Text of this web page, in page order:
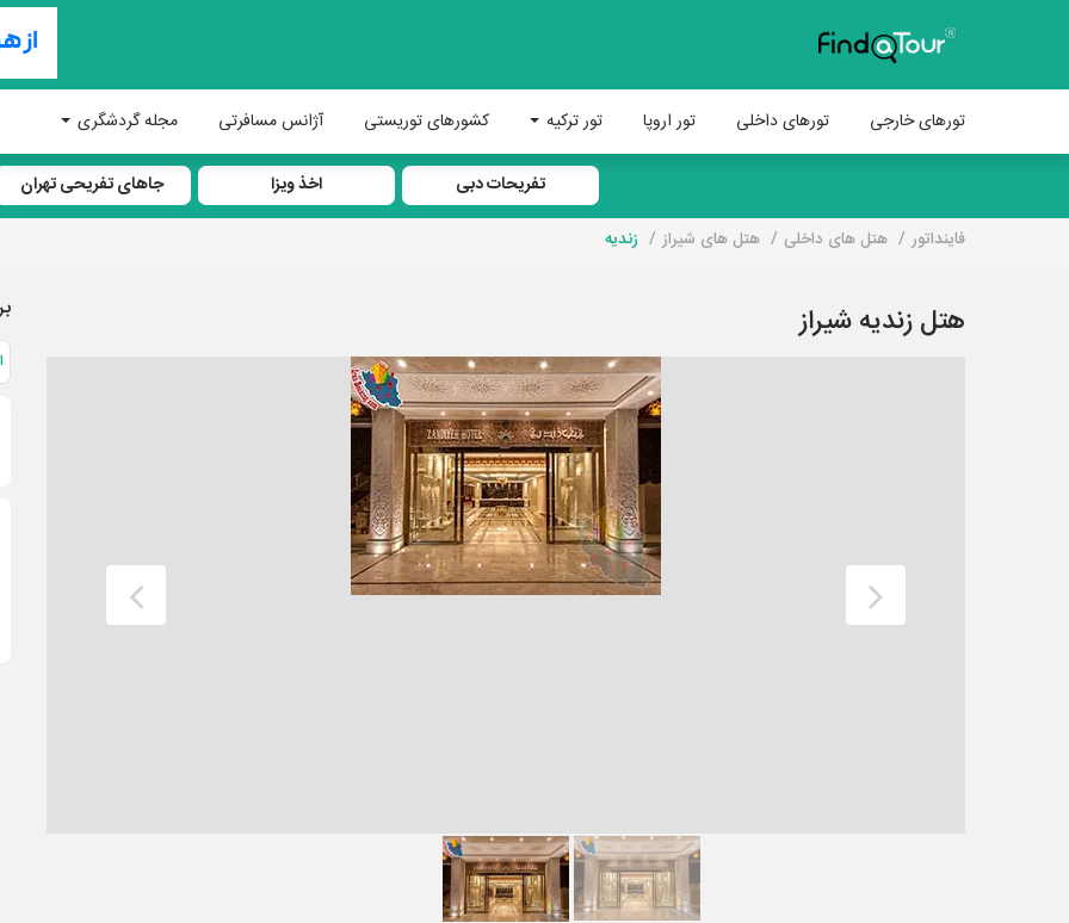
تورهای خارجی تورهای داخلی تور اروپا تور ترکیه کشورهای توریستی آژانس مسافرتی مجله گردشگری
تفریحات دبی اخذ ویزا جاهای تفریحی تهران
فاینداتور هتل های داخلی هتل های شیراز زندیه
هتل زندیه شیراز